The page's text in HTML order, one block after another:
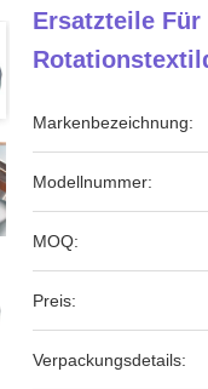
Ersatzteile Für
Markenbezeichnung:
Modellnummer:
MOQ:
Preis:
Verpackungsdetails: